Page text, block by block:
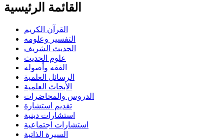
القائمة الرئيسية
القرآن الكريم
التفسير وعلومه
الحديث الشريف
علوم الحديث
الفقه وأصوله
الرسائل العلمية
الأبحاث العلمية
الدروس والمحاضرات
تقديم استشارة
استشارات دينية
استشارات اجتماعية
السيرة الذاتية